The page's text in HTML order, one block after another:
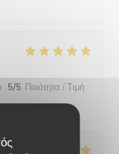
: 5/5 Ποιότητα / Τιμή :